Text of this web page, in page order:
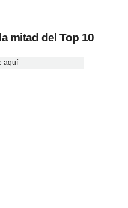
mitad del Top 10
aquí